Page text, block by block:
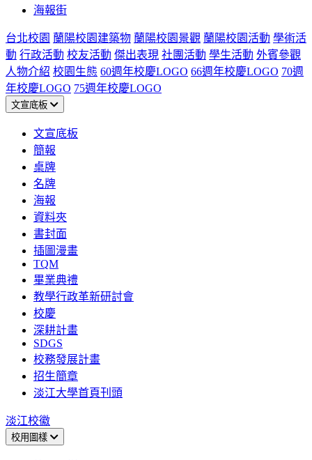
海報街
台北校園 蘭陽校園建築物 蘭陽校園景觀 蘭陽校園活動 學術活
動 行政活動 校友活動 傑出表現 社團活動 學生活動 外賓參觀
人物介紹 校園生態 60週年校慶LOGO 66週年校慶LOGO 70週
年校慶LOGO 75週年校慶LOGO
文宣底板
文宣底板
簡報
桌牌
名牌
海報
資料夾
書封面
插圖漫畫
TQM
畢業典禮
教學行政革新研討會
校慶
深耕計畫
SDGS
校務發展計畫
招生簡章
淡江大學首頁刊頭
淡江校徽
校用圖樣